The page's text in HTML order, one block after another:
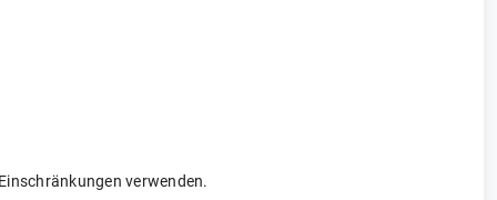
verwenden.